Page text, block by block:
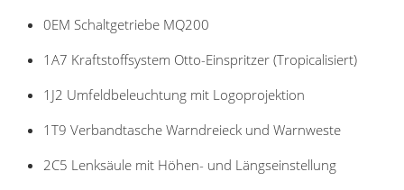
0EM Schaltgetriebe MQ200
1A7 Kraftstoffsystem Otto-Einspritzer (Tropicalisiert)
1J2 Umfeldbeleuchtung mit Logoprojektion
1T9 Verbandtasche Warndreieck und Warnweste
2C5 Lenksäule mit Höhen- und Längseinstellung